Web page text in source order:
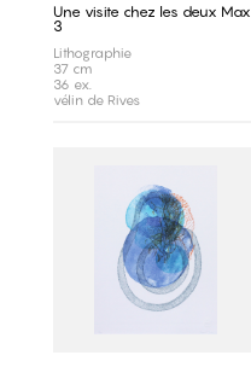
Une visite chez les deux Max
3
Lithographie
37 cm
36 ex.
vélin de Rives